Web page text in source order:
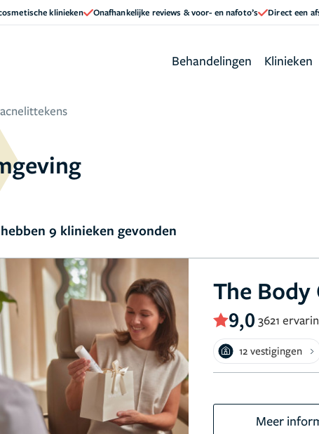
klinieken Onafhankelijke reviews & voor- en nafoto’s Direct een
Behandelingen Klinieken
acnelittekens
9 klinieken gevonden
The Body
9,0 3621
12 vestigingen
Meer